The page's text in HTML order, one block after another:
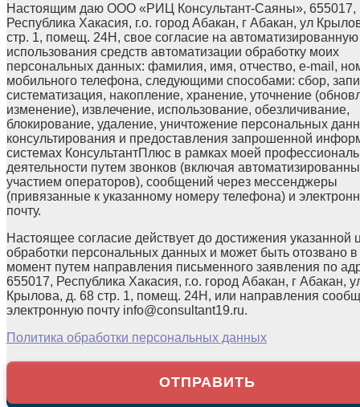
Настоящим даю ООО «РИЦ Консультант-Саяны», 655017,
Республика Хакасия, г.о. город Абакан, г Абакан, ул
стр. 1, помещ. 24Н, свое согласие на автоматизированную
использования средств автоматизации обработку моих
персональных данных: фамилия, имя, отчество, e-mail,
мобильного телефона, следующими способами: сбор,
систематизация, накопление, хранение, уточнение
изменение), извлечение, использование, обезличивание,
блокирование, удаление, уничтожение персональных
консультирования и предоставления запрошенной
системах КонсультантПлюс в рамках моей
деятельности путем звонков (включая
участием операторов), сообщений через мессенджеры
(привязанные к указанному номеру телефона) и
почту.
Настоящее согласие действует до достижения указанной
обработки персональных данных и может быть отозвано
момент путем направления письменного заявления по
655017, Республика Хакасия, г.о. город Абакан, г Абакан,
Крылова, д. 68 стр. 1, помещ. 24Н, или направления
электронную почту info@consultant19.ru.
Политика обработки персональных данных